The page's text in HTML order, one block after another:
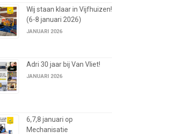
Wij staan klaar in Vijfhuizen!
(6-8 januari 2026)
JANUARI 2026
Adri 30 jaar bij Van Vliet!
JANUARI 2026
6,7,8 januari op
Mechanisatie